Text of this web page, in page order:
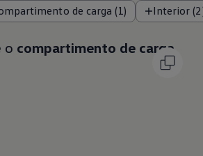
de carga (1) Interior
o compartimento de carga